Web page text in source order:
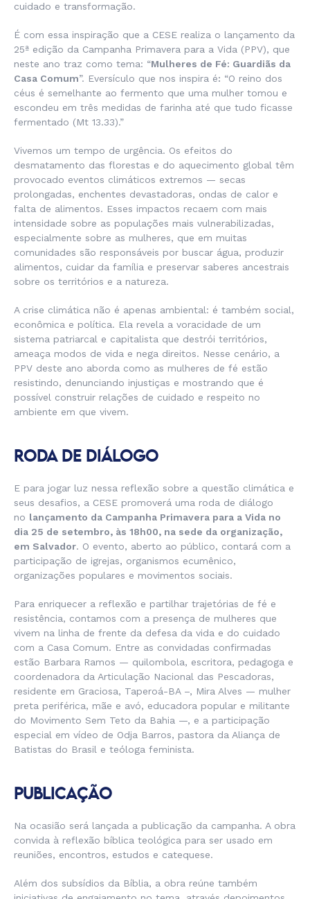
cuidado e transformação.
É com essa inspiração que a CESE realiza o lançamento da
25ª edição da Campanha Primavera para a Vida (PPV), que
neste ano traz como tema: “Mulheres de Fé: Guardiãs da
Casa Comum”. Eversículo que nos inspira é: “O reino dos
céus é semelhante ao fermento que uma mulher tomou e
escondeu em três medidas de farinha até que tudo ficasse
fermentado (Mt 13.33).”
Vivemos um tempo de urgência. Os efeitos do
desmatamento das florestas e do aquecimento global têm
provocado eventos climáticos extremos — secas
prolongadas, enchentes devastadoras, ondas de calor e
falta de alimentos. Esses impactos recaem com mais
intensidade sobre as populações mais vulnerabilizadas,
especialmente sobre as mulheres, que em muitas
comunidades são responsáveis por buscar água, produzir
alimentos, cuidar da família e preservar saberes ancestrais
sobre os territórios e a natureza.
A crise climática não é apenas ambiental: é também social,
econômica e política. Ela revela a voracidade de um
sistema patriarcal e capitalista que destrói territórios,
ameaça modos de vida e nega direitos. Nesse cenário, a
PPV deste ano aborda como as mulheres de fé estão
resistindo, denunciando injustiças e mostrando que é
possível construir relações de cuidado e respeito no
ambiente em que vivem.
RODA DE DIÁLOGO
E para jogar luz nessa reflexão sobre a questão climática e
seus desafios, a CESE promoverá uma roda de diálogo
no lançamento da Campanha Primavera para a Vida no
dia 25 de setembro, às 18h00, na sede da organização,
em Salvador. O evento, aberto ao público, contará com a
participação de igrejas, organismos ecumênico,
organizações populares e movimentos sociais.
Para enriquecer a reflexão e partilhar trajetórias de fé e
resistência, contamos com a presença de mulheres que
vivem na linha de frente da defesa da vida e do cuidado
com a Casa Comum. Entre as convidadas confirmadas
estão Barbara Ramos — quilombola, escritora, pedagoga e
coordenadora da Articulação Nacional das Pescadoras,
residente em Graciosa, Taperoá-BA –, Mira Alves — mulher
preta periférica, mãe e avó, educadora popular e militante
do Movimento Sem Teto da Bahia —, e a participação
especial em vídeo de Odja Barros, pastora da Aliança de
Batistas do Brasil e teóloga feminista.
PUBLICAÇÃO
Na ocasião será lançada a publicação da campanha. A obra
convida à reflexão bíblica teológica para ser usado em
reuniões, encontros, estudos e catequese.
Além dos subsídios da Bíblia, a obra reúne também